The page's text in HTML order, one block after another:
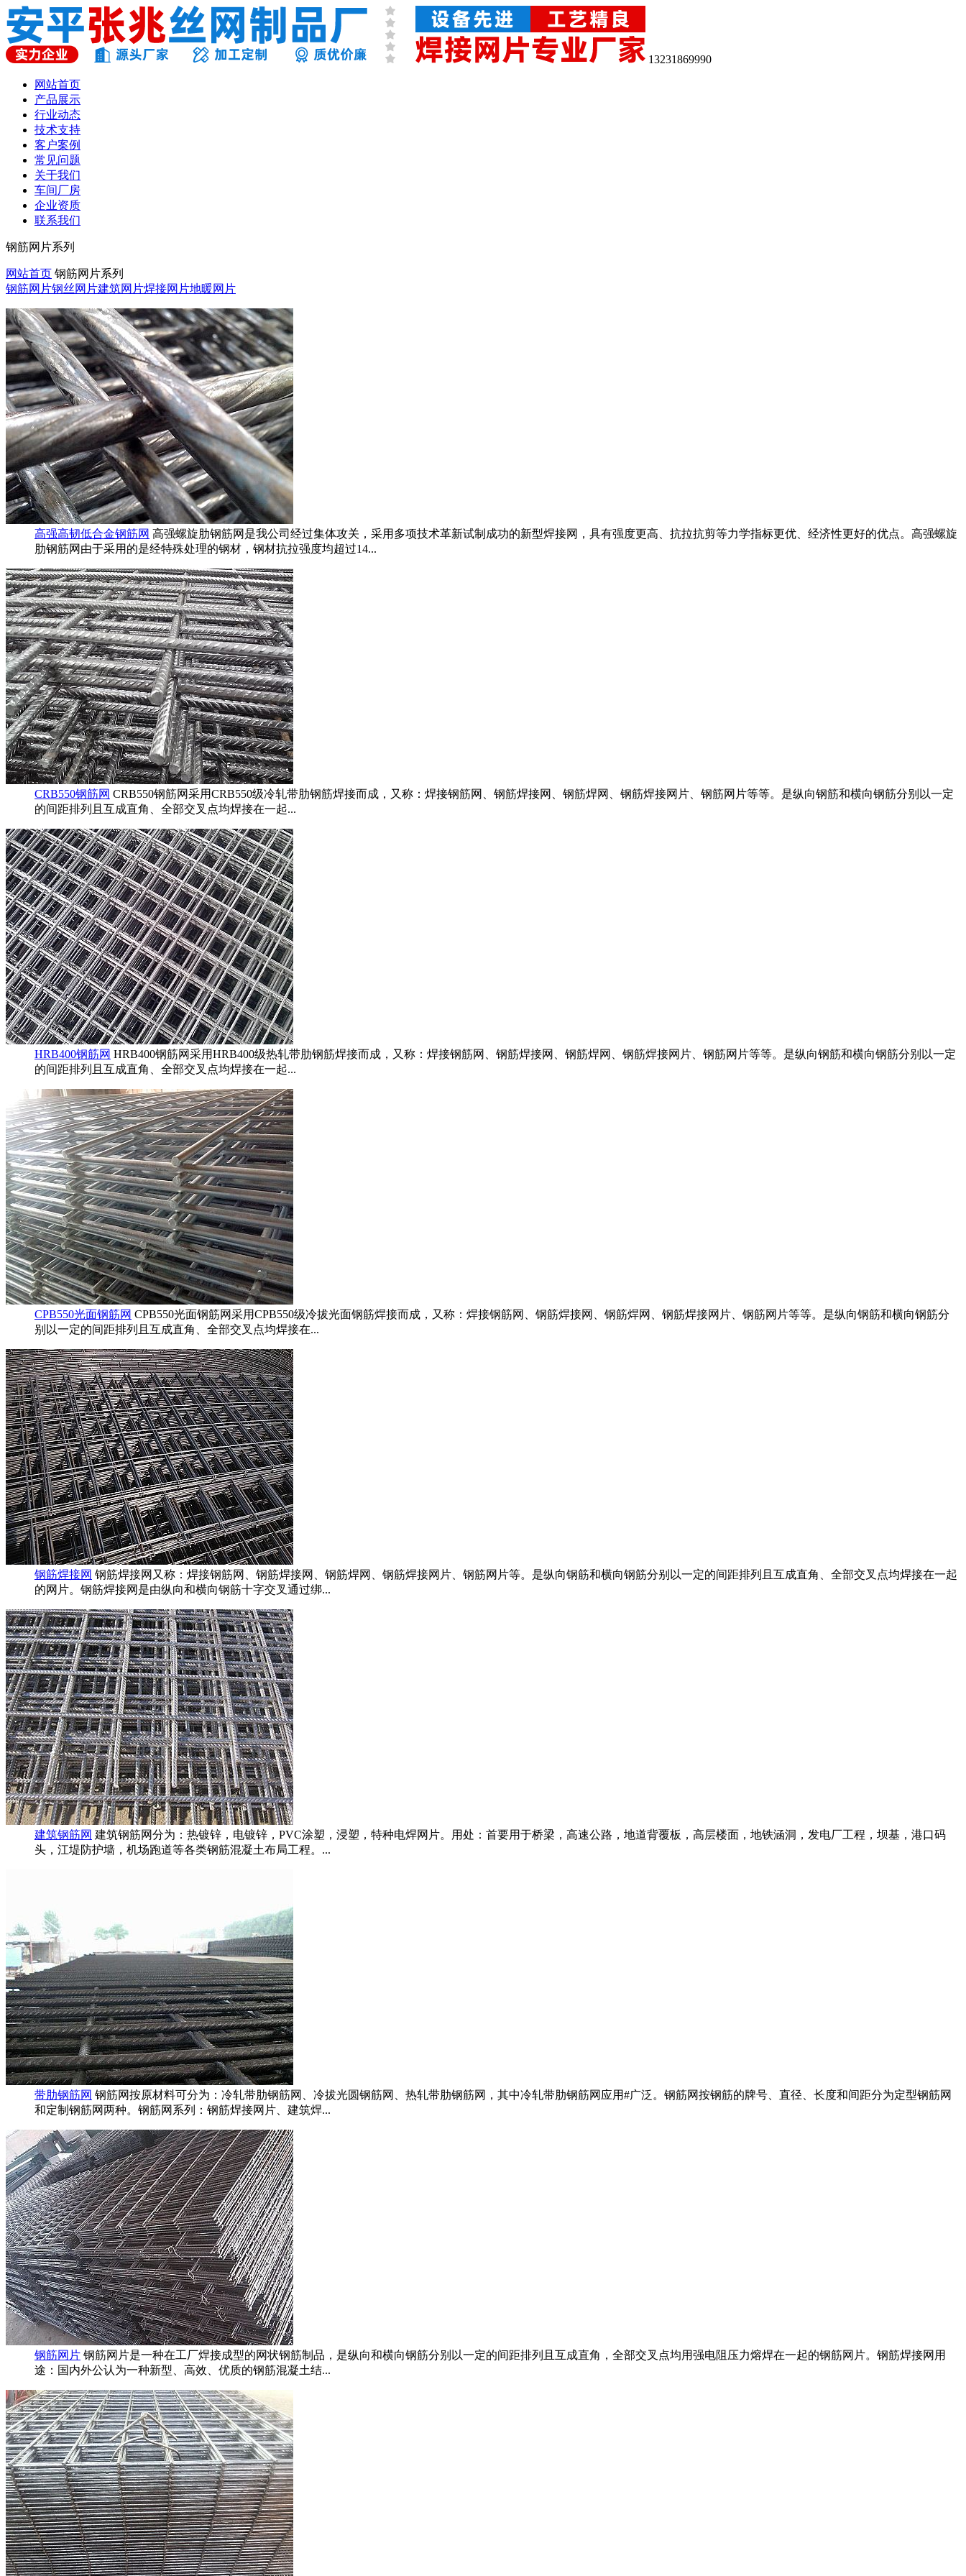
13231869990
网站首页
产品展示
行业动态
技术支持
客户案例
常见问题
关于我们
车间厂房
企业资质
联系我们
钢筋网片系列
网站首页 钢筋网片系列
钢筋网片钢丝网片建筑网片焊接网片地暖网片
高强高韧低合金钢筋网 高强螺旋肋钢筋网是我公司经过集体攻关，采用多项技术革新试制成功的新型焊接网，具有强度更高、抗拉抗剪等力学指标更优、经济性更好的优点。高强螺旋
肋钢筋网由于采用的是经特殊处理的钢材，钢材抗拉强度均超过14...
CRB550钢筋网 CRB550钢筋网采用CRB550级冷轧带肋钢筋焊接而成，又称：焊接钢筋网、钢筋焊接网、钢筋焊网、钢筋焊接网片、钢筋网片等等。是纵向钢筋和横向钢筋分别以一定
的间距排列且互成直角、全部交叉点均焊接在一起...
HRB400钢筋网 HRB400钢筋网采用HRB400级热轧带肋钢筋焊接而成，又称：焊接钢筋网、钢筋焊接网、钢筋焊网、钢筋焊接网片、钢筋网片等等。是纵向钢筋和横向钢筋分别以一定
的间距排列且互成直角、全部交叉点均焊接在一起...
CPB550光面钢筋网 CPB550光面钢筋网采用CPB550级冷拔光面钢筋焊接而成，又称：焊接钢筋网、钢筋焊接网、钢筋焊网、钢筋焊接网片、钢筋网片等等。是纵向钢筋和横向钢筋分
别以一定的间距排列且互成直角、全部交叉点均焊接在...
钢筋焊接网 钢筋焊接网又称：焊接钢筋网、钢筋焊接网、钢筋焊网、钢筋焊接网片、钢筋网片等。是纵向钢筋和横向钢筋分别以一定的间距排列且互成直角、全部交叉点均焊接在一起
的网片。钢筋焊接网是由纵向和横向钢筋十字交叉通过绑...
建筑钢筋网 建筑钢筋网分为：热镀锌，电镀锌，PVC涂塑，浸塑，特种电焊网片。用处：首要用于桥梁，高速公路，地道背覆板，高层楼面，地铁涵洞，发电厂工程，坝基，港口码
头，江堤防护墙，机场跑道等各类钢筋混凝土布局工程。...
带肋钢筋网 钢筋网按原材料可分为：冷轧带肋钢筋网、冷拔光圆钢筋网、热轧带肋钢筋网，其中冷轧带肋钢筋网应用#广泛。钢筋网按钢筋的牌号、直径、长度和间距分为定型钢筋网
和定制钢筋网两种。钢筋网系列：钢筋焊接网片、建筑焊...
钢筋网片 钢筋网片是一种在工厂焊接成型的网状钢筋制品，是纵向和横向钢筋分别以一定的间距排列且互成直角，全部交叉点均用强电阻压力熔焊在一起的钢筋网片。钢筋焊接网用
途：国内外公认为一种新型、高效、优质的钢筋混凝土结...